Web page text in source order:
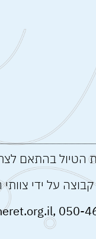
הטיול בהתאם
על ידי
, 050-